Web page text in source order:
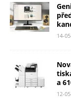
14-
a
12-